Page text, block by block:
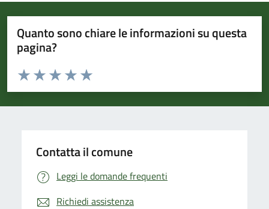
Quanto sono chiare le informazioni su questa
pagina?
Valuta da 1 a 5 stelle la pagina
Valuta 5 stelle su 5
Valuta 4 stelle su 5
Valuta 3 stelle su 5
Valuta 2 stelle su 5
Valuta 1 stelle su 5
Contatta il comune
Leggi le domande frequenti
Richiedi assistenza